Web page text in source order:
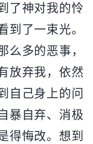
了神对我的怜
了一束光。
多的恶事，
放弃我，依然
自己身上的问
暴自弃、消极
得悔改。想到